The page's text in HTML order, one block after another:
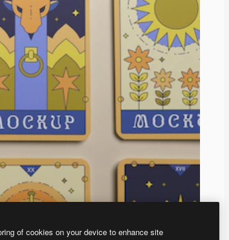
of cookies on your device to enhance site